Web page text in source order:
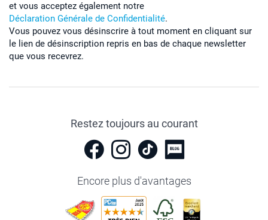
et vous acceptez également notre
Déclaration Générale de Confidentialité.
Vous pouvez vous désinscrire à tout moment en cliquant sur
le lien de désinscription repris en bas de chaque newsletter
que vous recevrez.
Restez toujours au courant
Encore plus d'avantages